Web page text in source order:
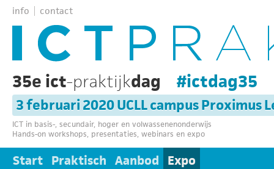
info contact
35e ict-praktijkdag #ictdag35
3 februari 2020 UCLL campus Proximus
ICT in basis-, secundair, hoger en volwassenenonderwijs
Hands-on workshops, presentaties, webinars en expo
Start Praktisch Aanbod Expo